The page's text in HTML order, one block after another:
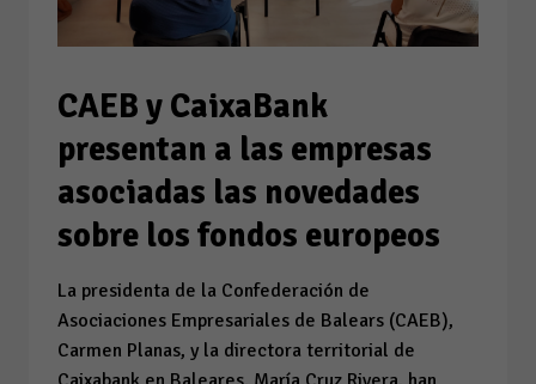
CAEB y CaixaBank
presentan a las empresas
asociadas las novedades
sobre los fondos europeos
La presidenta de la Confederación de
Asociaciones Empresariales de Balears (CAEB),
Carmen Planas, y la directora territorial de